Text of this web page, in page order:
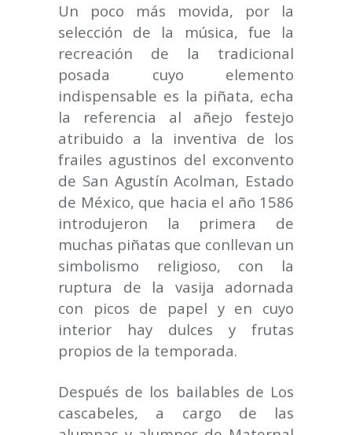
Un poco más movida, por la
selección de la música, fue la
recreación de la tradicional
posada cuyo elemento
indispensable es la piñata, echa
la referencia al añejo festejo
atribuido a la inventiva de los
frailes agustinos del exconvento
de San Agustín Acolman, Estado
de México, que hacia el año 1586
introdujeron la primera de
muchas piñatas que conllevan un
simbolismo religioso, con la
ruptura de la vasija adornada
con picos de papel y en cuyo
interior hay dulces y frutas
propios de la temporada.
Después de los bailables de Los
cascabeles, a cargo de las